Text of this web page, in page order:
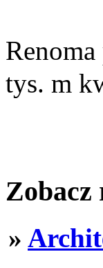
tys. m
Zobacz
»